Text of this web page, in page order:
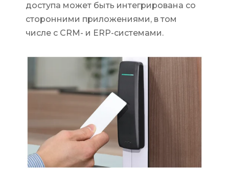
доступа может быть интегрирована со
сторонними приложениями, в том
числе с CRM- и ERP-системами.